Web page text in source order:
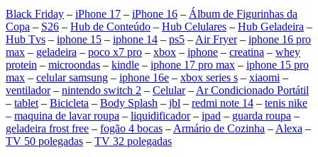
Black Friday – iPhone 17 – iPhone 16 – Álbum de Figurinhas da
Copa – S26 – Hub de Conteúdo – Hub Celulares – Hub Geladeira –
Hub Tvs – iphone 15 – iphone 14 – ps5 – Air Fryer– iphone 16 pro
max – geladeira – poco x7 pro – xbox – iphone – creatina – whey
protein – microondas – kindle – iphone 17 pro max – iphone 15 pro
max – celular samsung – iphone 16e – xbox series s – xiaomi –
ventilador– nintendo switch 2 – Celular– Ar Condicionado Portátil
– tablet – Bicicleta – Body Splash – jbl – redmi note 14 – tenis nike
– maquina de lavar roupa – liquidificador– ipad – guarda roupa –
geladeira frost free – fogão 4 bocas – Armário de Cozinha – Alexa –
TV 50 polegadas – TV 32 polegadas